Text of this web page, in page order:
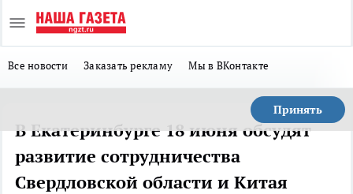
Все новости Заказать рекламу Мы в ВКонтакте
Принять
В Екатеринбурге 18 июня обсудят
развитие сотрудничества
Свердловской области и Китая